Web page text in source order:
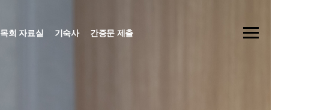
목회 자료실 기숙사 간증문 제출